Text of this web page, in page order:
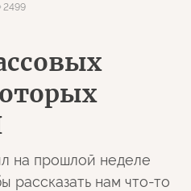
2499
на прошлой неделе
рассказать нам что-то